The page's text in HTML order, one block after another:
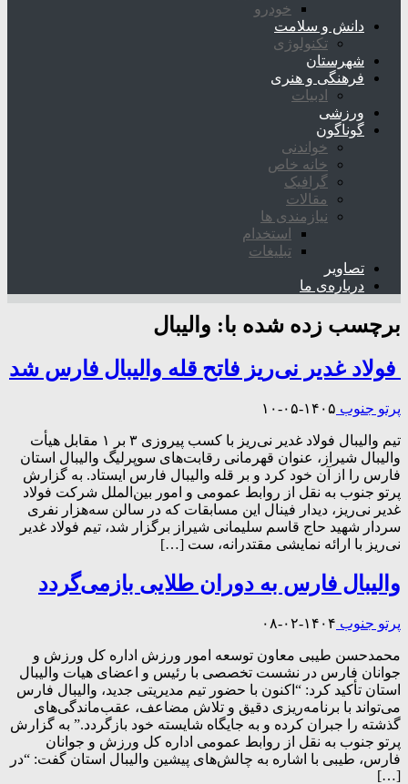
خودرو
دانش و سلامت
تکنولوژی
شهرستان
فرهنگی و هنری
ادبیات
ورزشی
گوناگون
خواندنی
خانه خاص
گرافیک
مقالات
نیازمندی ها
استخدام
تبلیغات
تصاویر
درباره‌ی ما
برچسب زده شده با: والیبال
فولاد غدیر نی‌ریز فاتح قله والیبال فارس شد
پرتو جنوب ۱۴۰۵-۰۵-۱۰
تیم والیبال فولاد غدیر نی‌ریز با کسب پیروزی ۳ بر ۱ مقابل هیأت
والیبال شیراز، عنوان قهرمانی رقابت‌های سوپرلیگ والیبال استان
فارس را از آن خود کرد و بر قله والیبال فارس ایستاد. به گزارش
پرتو جنوب به نقل از روابط عمومی و امور بین‌الملل شرکت فولاد
غدیر نی‌ریز، دیدار فینال این مسابقات که در سالن سه‌هزار نفری
سردار شهید حاج قاسم سلیمانی شیراز برگزار شد، تیم فولاد غدیر
نی‌ریز با ارائه نمایشی مقتدرانه، ست […]
والیبال فارس به دوران طلایی بازمی‌گردد
پرتو جنوب ۱۴۰۴-۰۲-۰۸
محمدحسن طیبی معاون توسعه امور ورزش اداره کل ورزش و
جوانان فارس در نشست تخصصی با رئیس و اعضای هیات والیبال
استان تأکید کرد: “اکنون با حضور تیم مدیریتی جدید، والیبال فارس
می‌تواند با برنامه‌ریزی دقیق و تلاش مضاعف، عقب‌ماندگی‌های
گذشته را جبران کرده و به جایگاه شایسته خود بازگردد.” به گزارش
پرتو جنوب به نقل از روابط عمومی اداره کل ورزش و جوانان
فارس، طیبی با اشاره به چالش‌های پیشین والیبال استان گفت: “در
[…]